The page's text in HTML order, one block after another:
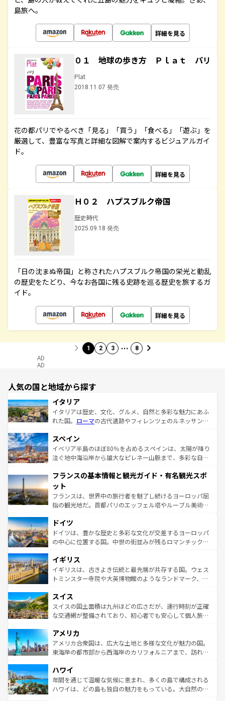
島旅へ。
詳細を見る
０１ 地球の歩き方 Ｐｌａｔ パリ
Plat
2018.11.07 発売
花の都パリでやるべき「見る」「買う」「食べる」「遊ぶ」を
厳選して、豊富な写真と詳細な図解で案内するビジュアルガイ
ド。
詳細を見る
Ｈ０２ ハプスブルク帝国
歴史時代
2025.09.18 発売
「日の沈まぬ帝国」と称されたハプスブルク帝国の栄光と動乱
の歴史をたどり、今なお各国に残る史跡を巡る歴史を旅するガ
イド。
詳細を見る
1 2 3 … 8
AD
AD
人気の国と地域から探す
イタリア
イタリアは歴史、文化、グルメ、自然と多彩な魅力にあふ
れた国。 ローマの古代遺跡やフィレンツェのルネッサンス
ろん、トスカーナの美しい田園風景やアマルフィ海岸の絶
景など、自然景観も見逃せない。観光の合間には、本場の
ピザやパスタなど、絶品のイタリア料理を堪能することも
ませてくれるイタリアで、忘れられない旅をしてみよう！
なお、新着のイタリア情報は
しい。
スペイン
イベリア半島のほぼ80％を占めるスペインは、太陽が降り
注ぐ地中海沿岸から雄大なピレネー山脈まで、多彩な自然
文化が根付くこの国では、情熱的なフラメンコ、熱気あふ
れる闘牛、そして美味しいタパスが生活の一部となってい
る。首都マドリードの洗練された雰囲気や、バルセロナの
アートに溢れた街角から、地方では古代ローマ遺跡や中世
せる。地方によって風土や気候が異なるスペインはその個
性で訪れる人を魅了する。 なお、新着のスペイン情報は コ
ンテンツ一覧を参照してほしい。
フランスの基本情報と観光ガイド・有名観光スポ
ット
フランスは、世界中の旅行者を魅了し続けるヨーロッパ屈
指の観光地だ。首都パリのエッフェル塔やルーブル美術館
で、幅広い魅力が詰まっている。華麗な宮殿、歴史的な大
聖堂、美しいビーチ、そして豊かな自然が、訪れる者を心
から魅了する。また、フランスは美食の国としても知ら
いる。シャンパンの発祥地であるランス、プロヴァンスの
香り高いラベンダー畑など、多彩な楽しみ方が可能だ。さ
らに、パリ以外の地域にも魅力が溢れており、どの街角に
れる地方に足を運ぶとそれぞれで全く異なる文化を体験で
きるだろう。 なお、新着のフランス情報はコンテンツ一覧
を参照してほしい。
ドイツ
ドイツは、豊かな歴史と多彩な文化が交差するヨーロッパ
の中心に位置する国。中世の街並みが残るロマンチック街
顔を持つこの国は、どこを歩いても飽きることがない。ベ
ルリンの文化的活気、バイエルン州のアルプスの絶景、そ
してライン川沿いのワイン畑といった風景は必見。ビール
は、お酒好きな人にはぜひ体験してほしい。 なお、新着の
ドイツ情報はコンテンツ一覧を参照してほしい。
イギリス
イギリスは、古きよき伝統と最先端が共存する国。ウェス
トミンスター寺院や大英博物館のようなランドマーク、歴
リアごとに異なる魅力がある。また、優雅なアフタヌーン
ティー、ビール好きにはたまらない英国パブ、サッカー観
戦など、本場だからこそできる体験も豊富。イギリスを旅
ンツ一覧を参照してほしい。
スイス
スイスの国土面積は九州ほどの広さだが、運行時刻が正確
な交通網が整備されており、初心者でも安心して個人旅行
の建物がそのまま残る町や、スイスならではのユニークな
博物館もあり、アルプス観光だけでなく町歩きも満喫する
ことができる。国民の所得が高いため物価も高いが、旅行
ば市内交通費無料で観光を楽しむこともできる。 なお、新
着のスイス情報はコンテンツ一覧 を参照してほしい。
アメリカ
アメリカ合衆国は、広大な土地と多様な文化が魅力の国。
東海岸の都市部から西海岸のカリフォルニアまで、訪れる
のような巨大都市は、観光、ショッピング、エンターテイ
ンメントが詰まった刺激的なスポットだ。一方、アメリカ
西部には大自然が広がり、グランドキャニオンやイエロー
ハワイ
年間を通じて温暖な気候に恵まれ、多くの島で構成される
ハワイは、どの島も独自の魅力をもっている。大自然の神